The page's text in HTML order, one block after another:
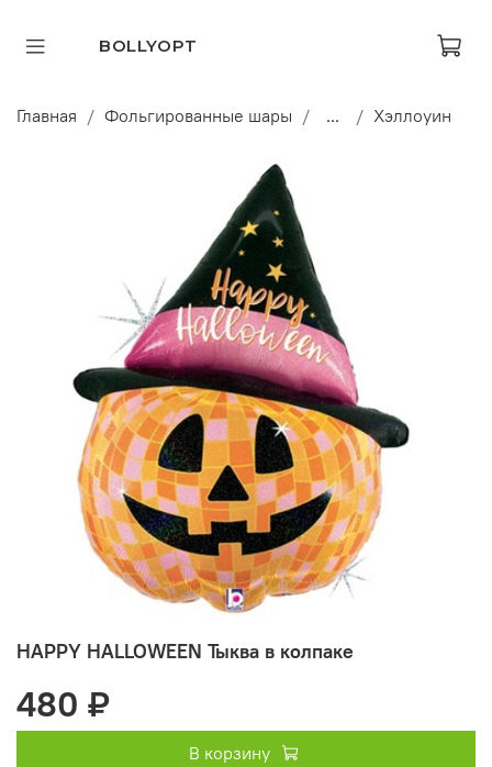
BOLLYOPT
Главная Фольгированные шары ... Хэллоуин
HAPPY HALLOWEEN Тыква в колпаке
480 ₽
В корзину